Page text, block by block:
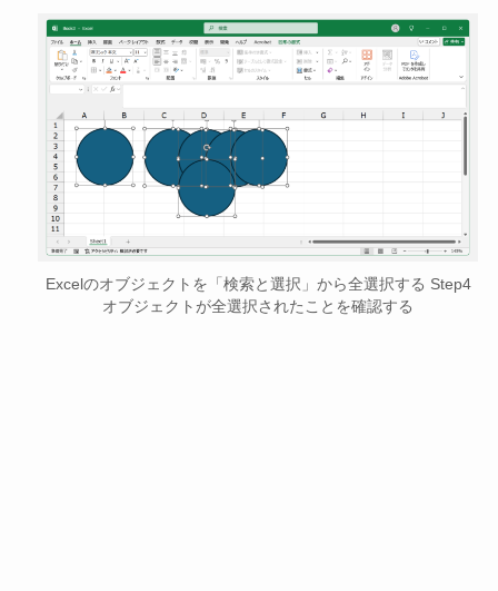
Excelのオブジェクトを「検索と選択」から全選択する Step4
オブジェクトが全選択されたことを確認する